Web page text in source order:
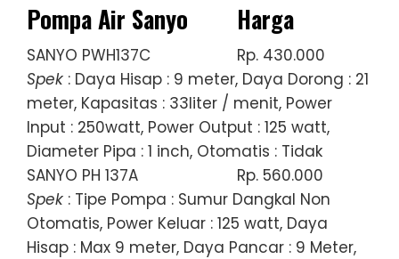
Pompa Air Sanyo Harga
SANYO PWH137C
Rp. 430.000
Spek : Daya Hisap : 9 meter, Daya Dorong : 21
meter, Kapasitas : 33liter / menit, Power
Input : 250watt, Power Output : 125 watt,
Diameter Pipa : 1 inch, Otomatis : Tidak
SANYO PH 137A
Rp. 560.000
Spek : Tipe Pompa : Sumur Dangkal Non
Otomatis, Power Keluar : 125 watt, Daya
Hisap : Max 9 meter, Daya Pancar : 9 Meter,